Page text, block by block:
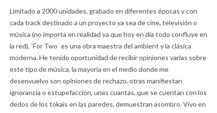
Limitado a 2000 unidades, grabado en diferentes épocas y con
cada track destinado a un proyecto ya sea de cine, televisión o
música (no importa en realidad ya que hoy en día todo confluye en
la red), `For Two´ es una obra maestra del ambient y la clásica
moderna. He tenido oportunidad de recibir opiniones varias sobre
este tipo de música, la mayoría en el medio donde me
desenvuelvo son opiniones de rechazo, otras manifiestan
ignorancia o estupefacción, unas cuantas, que se cuentan con los
dedos de los tokais en las paredes, demuestran asombro. Vivo en